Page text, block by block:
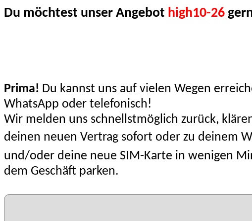
Du möchtest unser Angebot high10-26
Prima! Du kannst uns auf vielen Wegen
WhatsApp oder telefonisch!
Wir melden uns schnellstmöglich zurück,
deinen neuen Vertrag sofort oder zu deinem
und/oder deine neue SIM-Karte in wenigen
dem Geschäft parken.